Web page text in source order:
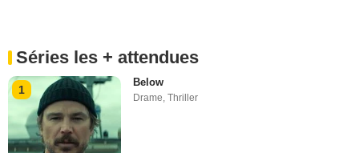
Séries les + attendues
1
Below
Drame,Thriller